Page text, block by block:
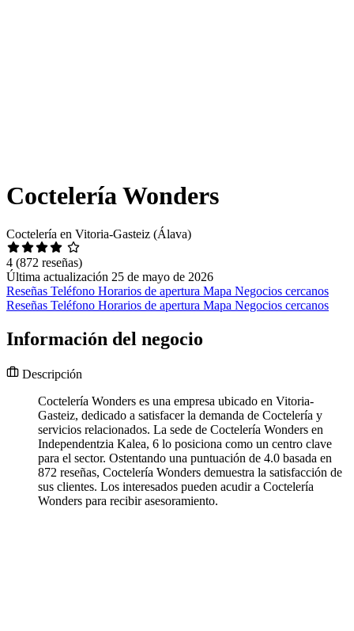
Coctelería Wonders
Coctelería en Vitoria-Gasteiz (Álava)
4 (872 reseñas)
Última actualización 25 de mayo de 2026
Reseñas Teléfono Horarios de apertura Mapa Negocios cercanos
Reseñas Teléfono Horarios de apertura Mapa Negocios cercanos
Información del negocio
Descripción
Coctelería Wonders es una empresa ubicado en Vitoria-
Gasteiz, dedicado a satisfacer la demanda de Coctelería y
servicios relacionados. La sede de Coctelería Wonders en
Independentzia Kalea, 6 lo posiciona como un centro clave
para el sector. Ostentando una puntuación de 4.0 basada en
872 reseñas, Coctelería Wonders demuestra la satisfacción de
sus clientes. Los interesados pueden acudir a Coctelería
Wonders para recibir asesoramiento.